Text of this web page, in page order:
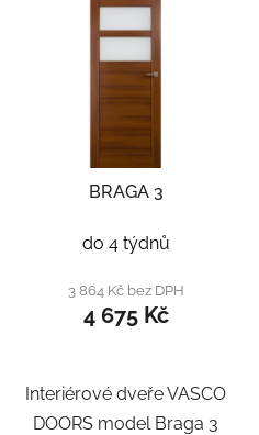
BRAGA 3
do 4 týdnů
3 864 Kč bez DPH
4 675 Kč
Interiérové dveře VASCO
DOORS model Braga 3